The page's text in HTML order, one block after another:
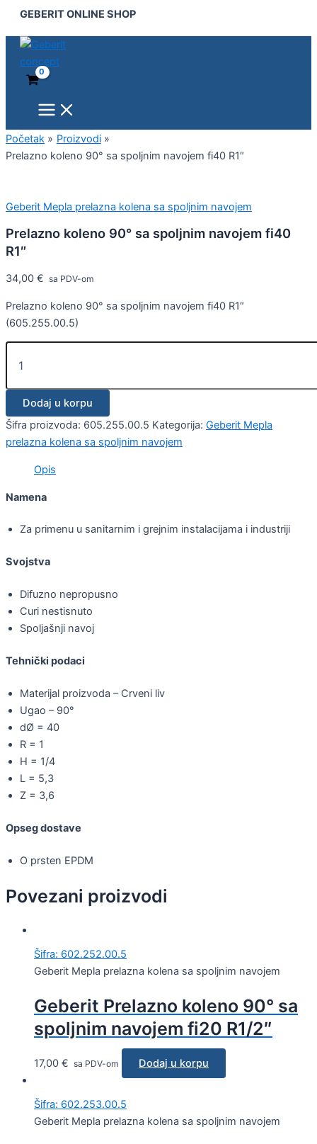
Pređi
sadržaj
GEBERIT ONLINE SHOP
Menu
Početak
Proizvodi
Prelazno koleno 90° sa spoljnim navojem fi40 R1″
Geberit Mepla prelazna kolena sa spoljnim navojem
Prelazno koleno 90° sa spoljnim navojem fi40
R1″
34,00 € sa PDV-om
Prelazno koleno 90° sa spoljnim navojem fi40 R1″
(605.255.00.5)
koleno
90°
spoljnim
navojem
količina
Dodaj u korpu
Šifra proizvoda: 605.255.00.5 Kategorija: Geberit Mepla
prelazna kolena sa spoljnim navojem
Opis
Namena
Za primenu u sanitarnim i grejnim instalacijama i industriji
Svojstva
Difuzno nepropusno
Curi nestisnuto
Spoljašnji navoj
Tehnički podaci
Materijal proizvoda – Crveni liv
Ugao – 90°
dØ = 40
R = 1
H = 1/4
L = 5,3
Z = 3,6
Opseg dostave
O prsten EPDM
Povezani proizvodi
Šifra: 602.252.00.5
Geberit Mepla prelazna kolena sa spoljnim navojem
Geberit Prelazno koleno 90° sa
spoljnim navojem fi20 R1/2″
17,00 € sa PDV-om Dodaj u korpu
Šifra: 602.253.00.5
Geberit Mepla prelazna kolena sa spoljnim navojem